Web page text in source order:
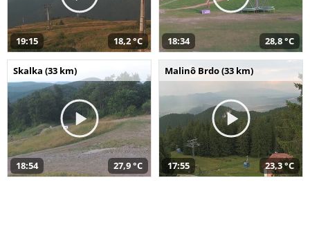
19:15 18,2 °C 18:34 28,8 °C
Skalka (33 km)
18:54 27,9 °C
Malinô Brdo (33 km)
17:55 23,3 °C